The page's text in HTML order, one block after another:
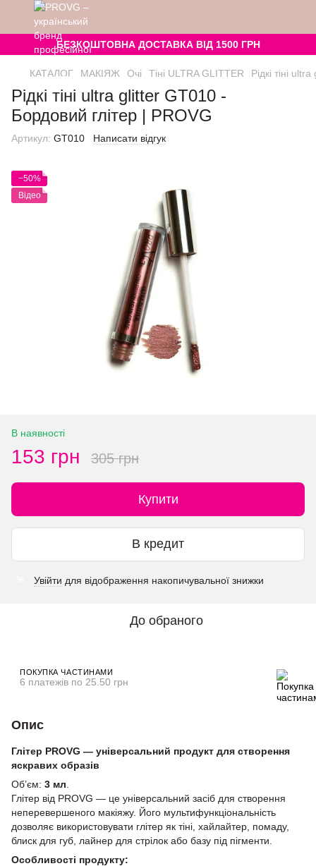
БЕЗКОШТОВНА ДОСТАВКА ВІД 1500 ГРН
КАТАЛОГ МАКІЯЖ Очі Тіні ULTRA GLITTER Рідкі тіні
Рідкі тіні ultra glitter GT010 -
Бордовий глітер | PROVG
Артикул: GT010 Написати відгук
−50%
Відео
В наявності
153 грн 305 грн
Купити
В кредит
Увійти для відображення накопичувальної знижки
До обраного
ПОКУПКА ЧАСТИНАМИ
6 платежів по 25.50 грн
Опис
Глітер PROVG — універсальний продукт для створення
яскравих образів
Об’єм: 3 мл
Глітер від PROVG — це універсальний засіб для створення
неперевершеного макіяжу. Його мультифункціональність
дозволяє використовувати глітер як тіні, хайлайтер, помаду,
блиск для губ, лайнер для стрілок або базу під пігменти.
Особливості продукту: